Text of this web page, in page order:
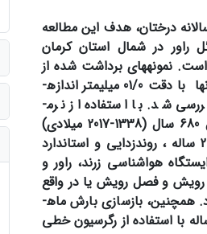
درختان، هدف این مطالعه
راور در شمال استان کرمان
است. نمونه­های برداشت شده از
شمارش، و پهنای آن­ها با دقت 01/0 میلی­متر اندازه­
شد. با استفاده از نرم­
تعداد 4 گاه­شناسی از درختان ارس منطقه با بیشترین طول 680 سال (1338-2017 میلادی)
ساخته و سپس با روش منحنی نمایی منفی و منحنی برازش سه جمله­ای 20 ساله ، روندزدایی و استاندارد
هواشناسی زرند، راور و
رویش و فصل رویش یا در واقع
همچنین، بازسازی بارش ماه­­
می منطقه مورد مطالعه برای بیش از 6 قرن با دوره اطمینان 250 ساله با استفاده از رگرسیون خطی